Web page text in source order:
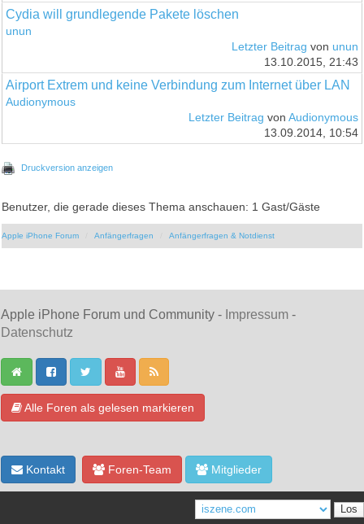
Cydia will grundlegende Pakete löschen
unun
Letzter Beitrag von unun
13.10.2015, 21:43
Airport Extrem und keine Verbindung zum Internet über LAN
Audionymous
Letzter Beitrag von Audionymous
13.09.2014, 10:54
Druckversion anzeigen
Benutzer, die gerade dieses Thema anschauen: 1 Gast/Gäste
Apple iPhone Forum Anfängerfragen Anfängerfragen & Notdienst
Apple iPhone Forum und Community - Impressum -
Datenschutz
Alle Foren als gelesen markieren
Kontakt Foren-Team Mitglieder